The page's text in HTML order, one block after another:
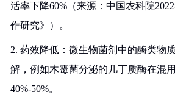
活率下降60%（来源：中国农科院
作研究》）。
2. 药效降低：微生物菌剂中的酶类物
解，例如木霉菌分泌的几丁质酶在混
40%-50%。